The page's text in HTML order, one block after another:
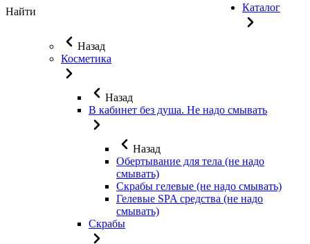
Найти
Каталог
Назад
Косметика
Назад
В кабинет без душа. Не надо смывать
Назад
Обертывание для тела (не надо
смывать)
Скрабы гелевые (не надо смывать)
Гелевые SPA средства (не надо
смывать)
Скрабы